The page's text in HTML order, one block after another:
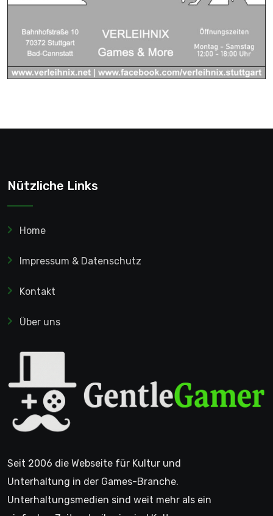
Nützliche Links
Home
Impressum & Datenschutz
Kontakt
Über uns
Seit 2006 die Webseite für Kultur und
Unterhaltung in der Games-Branche.
Unterhaltungsmedien sind weit mehr als ein